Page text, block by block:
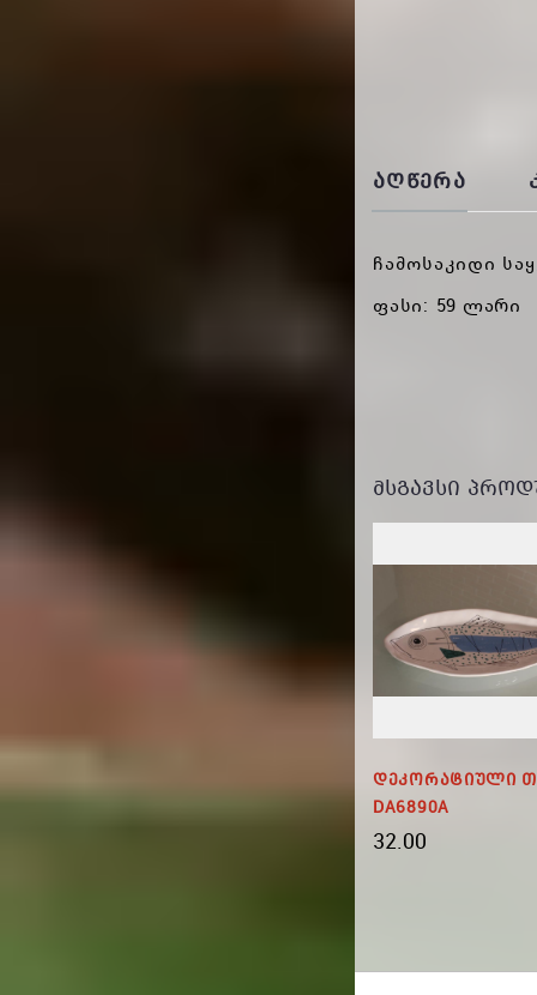
ᲐᲦᲬᲔᲠᲐ
ჩამოსაკიდი
ფასი: 59 ლარი
ᲛᲡᲒᲐᲕᲡᲘ
Დეკორატიული
DA6890A
32.00